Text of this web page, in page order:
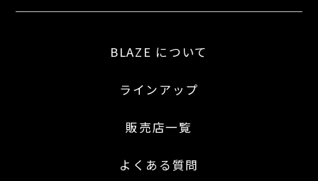
BLAZE について
ラインアップ
販売店一覧
よくある質問